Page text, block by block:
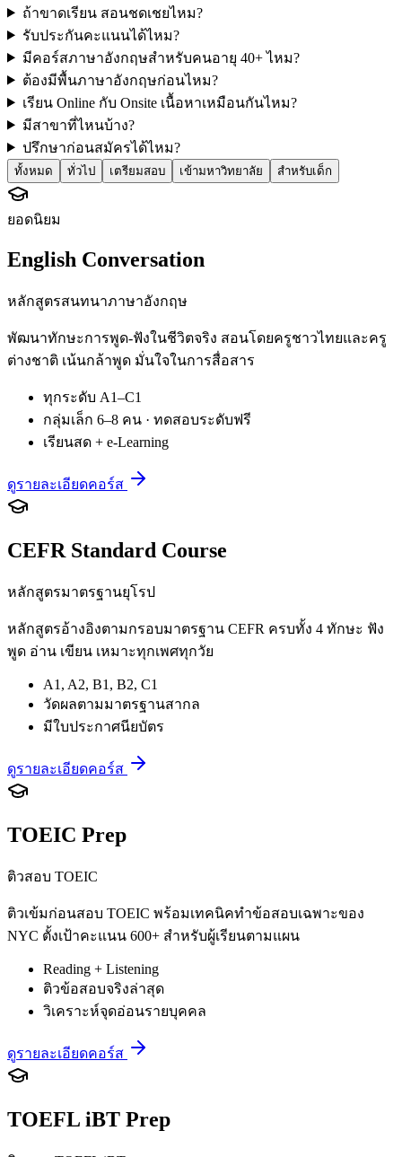
ถ้าขาดเรียน สอนชดเชยไหม?
รับประกันคะแนนได้ไหม?
มีคอร์สภาษาอังกฤษสำหรับคนอายุ 40+ ไหม?
ต้องมีพื้นภาษาอังกฤษก่อนไหม?
เรียน Online กับ Onsite เนื้อหาเหมือนกันไหม?
มีสาขาที่ไหนบ้าง?
ปรึกษาก่อนสมัครได้ไหม?
ทั้งหมด ทั่วไป เตรียมสอบ เข้ามหาวิทยาลัย สำหรับเด็ก
ยอดนิยม
English Conversation
หลักสูตรสนทนาภาษาอังกฤษ
พัฒนาทักษะการพูด-ฟังในชีวิตจริง สอนโดยครูชาวไทยและครู
ต่างชาติ เน้นกล้าพูด มั่นใจในการสื่อสาร
ทุกระดับ A1–C1
กลุ่มเล็ก 6–8 คน · ทดสอบระดับฟรี
เรียนสด + e-Learning
ดูรายละเอียดคอร์ส
CEFR Standard Course
หลักสูตรมาตรฐานยุโรป
หลักสูตรอ้างอิงตามกรอบมาตรฐาน CEFR ครบทั้ง 4 ทักษะ ฟัง
พูด อ่าน เขียน เหมาะทุกเพศทุกวัย
A1, A2, B1, B2, C1
วัดผลตามมาตรฐานสากล
มีใบประกาศนียบัตร
ดูรายละเอียดคอร์ส
TOEIC Prep
ติวสอบ TOEIC
ติวเข้มก่อนสอบ TOEIC พร้อมเทคนิคทำข้อสอบเฉพาะของ
NYC ตั้งเป้าคะแนน 600+ สำหรับผู้เรียนตามแผน
Reading + Listening
ติวข้อสอบจริงล่าสุด
วิเคราะห์จุดอ่อนรายบุคคล
ดูรายละเอียดคอร์ส
TOEFL iBT Prep